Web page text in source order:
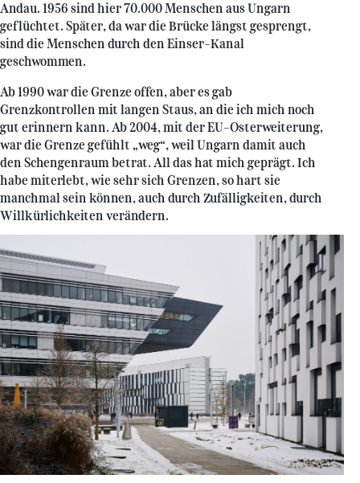
Andau. 1956 sind hier 70.000 Menschen aus Ungarn
geflüchtet. Später, da war die Brücke längst gesprengt,
sind die Menschen durch den Einser-Kanal
geschwommen.
Ab 1990 war die Grenze offen, aber es gab
Grenzkontrollen mit langen Staus, an die ich mich noch
gut erinnern kann. Ab 2004, mit der EU-Osterweiterung,
war die Grenze gefühlt „weg“, weil Ungarn damit auch
den Schengenraum betrat. All das hat mich geprägt. Ich
habe miterlebt, wie sehr sich Grenzen, so hart sie
manchmal sein können, auch durch Zufälligkeiten, durch
Willkürlichkeiten verändern.